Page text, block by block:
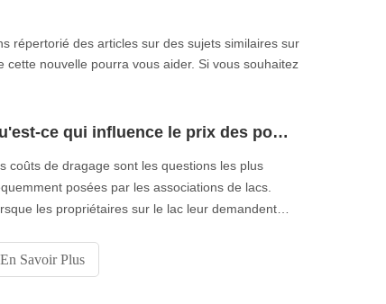
répertorié des articles sur des sujets similaires sur
nouvelle pourra vous aider. Si vous souhaitez
Qu'est-ce qui influence le prix des pompes de dragage en Chine?
coûts de dragage sont les questions les plus
posées par les associations de lacs.
les propriétaires sur le lac leur demandent
première question que nous nous posons
est «Combien cela coûte-t-il?» Il faut
En Savoir Plus